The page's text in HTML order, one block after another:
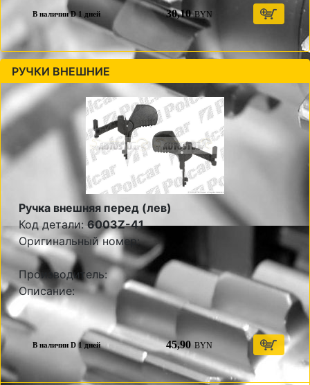
В наличии D 1 дней 30,10 BYN
РУЧКИ ВНЕШНИЕ
Ручка внешняя перед (лев)
Код детали:6003Z-41
Оригинальный номер:
Производитель:
Описание:
В наличии D 1 дней 45,90 BYN